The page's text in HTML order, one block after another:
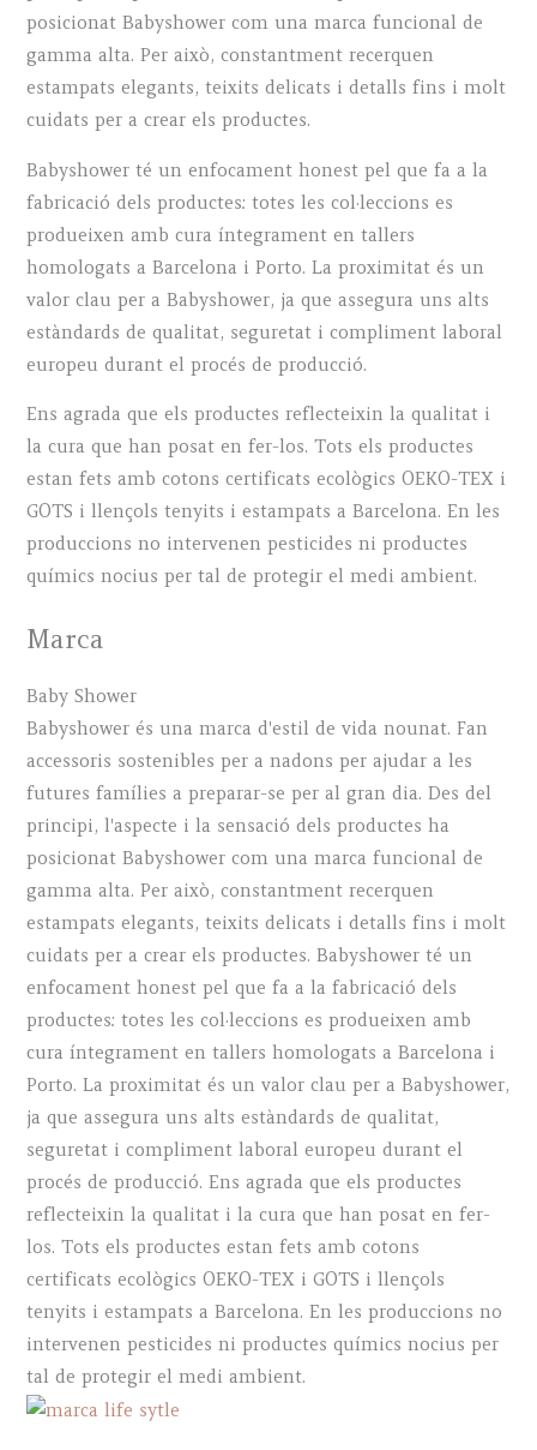
posicionat Babyshower com una marca funcional de
gamma alta. Per això, constantment recerquen
estampats elegants, teixits delicats i detalls fins i molt
cuidats per a crear els productes.
Babyshower té un enfocament honest pel que fa a la
fabricació dels productes: totes les col·leccions es
produeixen amb cura íntegrament en tallers
homologats a Barcelona i Porto. La proximitat és un
valor clau per a Babyshower, ja que assegura uns alts
estàndards de qualitat, seguretat i compliment laboral
europeu durant el procés de producció.
Ens agrada que els productes reflecteixin la qualitat i
la cura que han posat en fer-los. Tots els productes
estan fets amb cotons certificats ecològics OEKO-TEX i
GOTS i llençols tenyits i estampats a Barcelona. En les
produccions no intervenen pesticides ni productes
químics nocius per tal de protegir el medi ambient.
Marca
Baby Shower
Babyshower és una marca d'estil de vida nounat. Fan
accessoris sostenibles per a nadons per ajudar a les
futures famílies a preparar-se per al gran dia. Des del
principi, l'aspecte i la sensació dels productes ha
posicionat Babyshower com una marca funcional de
gamma alta. Per això, constantment recerquen
estampats elegants, teixits delicats i detalls fins i molt
cuidats per a crear els productes. Babyshower té un
enfocament honest pel que fa a la fabricació dels
productes: totes les col·leccions es produeixen amb
cura íntegrament en tallers homologats a Barcelona i
Porto. La proximitat és un valor clau per a Babyshower,
ja que assegura uns alts estàndards de qualitat,
seguretat i compliment laboral europeu durant el
procés de producció. Ens agrada que els productes
reflecteixin la qualitat i la cura que han posat en fer-
los. Tots els productes estan fets amb cotons
certificats ecològics OEKO-TEX i GOTS i llençols
tenyits i estampats a Barcelona. En les produccions no
intervenen pesticides ni productes químics nocius per
tal de protegir el medi ambient.